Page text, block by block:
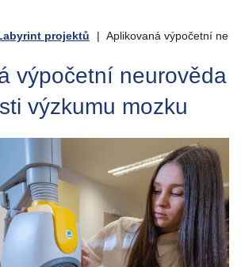
projektů | Aplikovaná výpočetní
výpočetní neurověda
výzkumu mozku